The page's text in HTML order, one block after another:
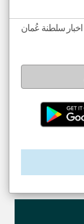
اخبار سلطنة عُمان